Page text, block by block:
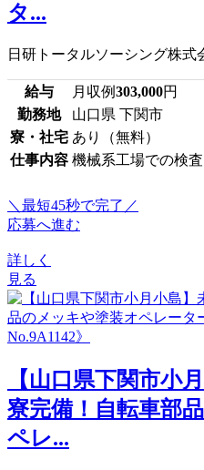
タ...
日研トータルソーシング株式
給与 月収例303,000円
勤務地
山口県 下関市
寮・社宅 あり（無料）
仕事内容 機械系工場での検
＼最短45秒で完了／
応募へ進む
詳しく
見る
【山口県下関市小
寮完備！自転車部
ペレ...